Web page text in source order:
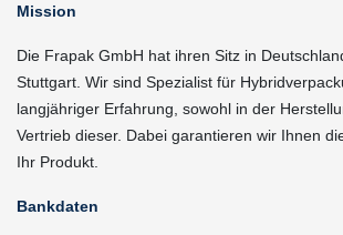
Mission
Die Frapak GmbH hat ihren Sitz in
Stuttgart. Wir sind Spezialist für
langjähriger Erfahrung, sowohl in der
Vertrieb dieser. Dabei garantieren wir Ihnen
Ihr Produkt.
Bankdaten